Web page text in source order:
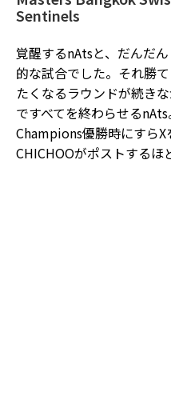
Sentinels
覚醒するnAtsと、だんだ
的な試合でした。それ勝
たくなるラウンドが続き
ですべてを終わらせるnAts
Champions優勝時にすら
CHICHOOがポストするほ